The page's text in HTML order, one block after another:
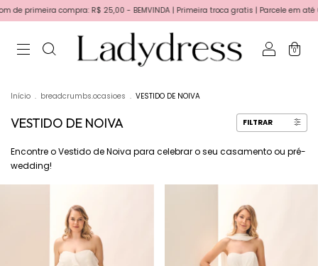
R$ 25,00 - BEMVINDA | Primeira troca gratis | Parcele em até 6x sem
0
Início . breadcrumbs.ocasioes . VESTIDO DE NOIVA
VESTIDO DE NOIVA FILTRAR
Encontre o Vestido de Noiva para celebrar o seu casamento ou pré-
wedding!